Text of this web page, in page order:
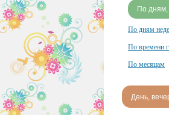
По
По дням
По времени
По месяцам
День,